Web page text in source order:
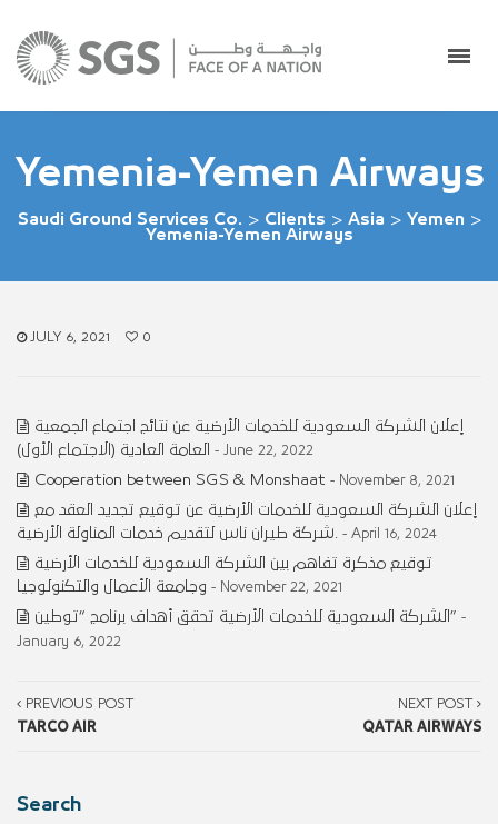
Yemenia-Yemen Airways
Saudi Ground Services Co. > Clients > Asia > Yemen >
Yemenia-Yemen Airways
JULY 6, 2021 0
إعلان الشركة السعودية للخدمات الأرضية عن نتائج اجتماع الجمعية
العامة العادية (الاجتماع الأول)
- June 22, 2022
Cooperation between SGS & Monshaat - November 8, 2021
إعلان الشركة السعودية للخدمات الأرضية عن توقيع تجديد العقد مع
- April 16, 2024
توقيع مذكرة تفاهم بين الشركة السعودية للخدمات الأرضية
وجامعة الأعمال والتكنولوجيا - November 22, 2021
الشركة السعودية للخدمات الأرضية تحقق أهداف برنامج “توطين” -
January 6, 2022
PREVIOUS POST
TARCO AIR
NEXT POST
QATAR AIRWAYS
Search